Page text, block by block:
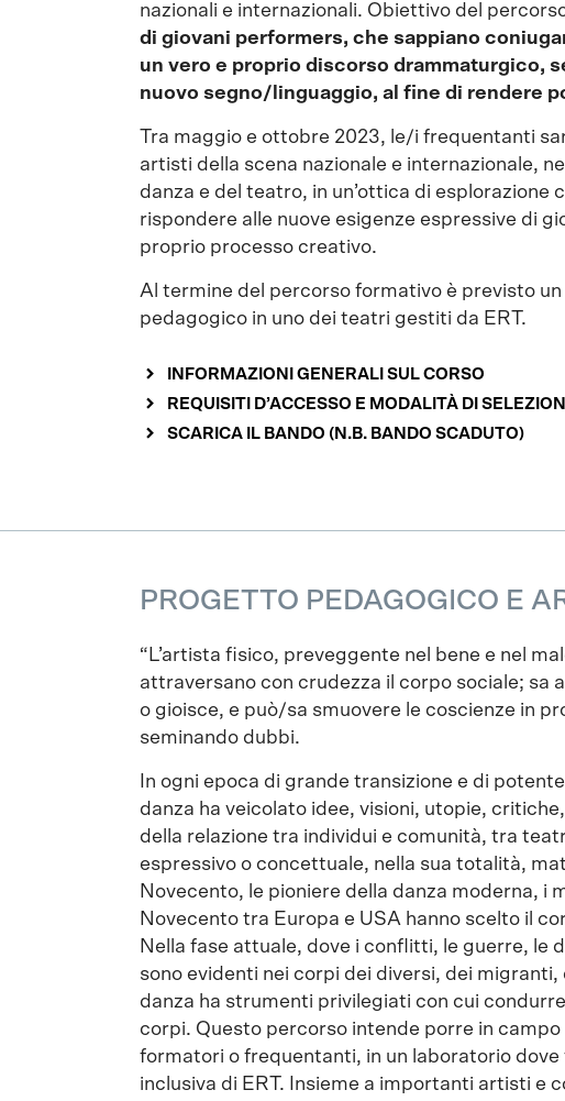
nazionali e internazionali. Obiettivo del
di giovani performers, che sappiano
un vero e proprio discorso drammaturgico,
nuovo segno/linguaggio, al fine di rendere
Tra maggio e ottobre 2023, le/i frequentanti
artisti della scena nazionale e internazionale,
danza e del teatro, in un’ottica di
rispondere alle nuove esigenze espressive di
proprio processo creativo.
Al termine del percorso formativo è previsto
pedagogico in uno dei teatri gestiti da ERT.
INFORMAZIONI GENERALI SUL CORSO
REQUISITI D’ACCESSO E MODALITÀ DI
SCARICA IL BANDO (N.B. BANDO SCADUTO)
PROGETTO PEDAGOGICO E
“L’artista fisico, preveggente nel bene e nel
attraversano con crudezza il corpo sociale; sa
o gioisce, e può/sa smuovere le coscienze in
seminando dubbi.
In ogni epoca di grande transizione e di
danza ha veicolato idee, visioni, utopie,
della relazione tra individui e comunità, tra
espressivo o concettuale, nella sua totalità,
Novecento, le pioniere della danza moderna, i
Novecento tra Europa e USA hanno scelto il
Nella fase attuale, dove i conflitti, le guerre, le
sono evidenti nei corpi dei diversi, dei
danza ha strumenti privilegiati con cui
corpi. Questo percorso intende porre in
formatori o frequentanti, in un laboratorio
inclusiva di ERT. Insieme a importanti artisti e